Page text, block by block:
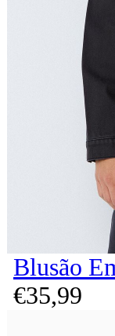
Blusão
€35,99